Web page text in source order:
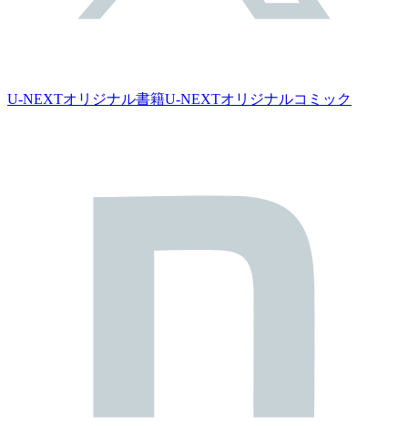
U-NEXTオリジナル書籍U-NEXTオリジナルコミック